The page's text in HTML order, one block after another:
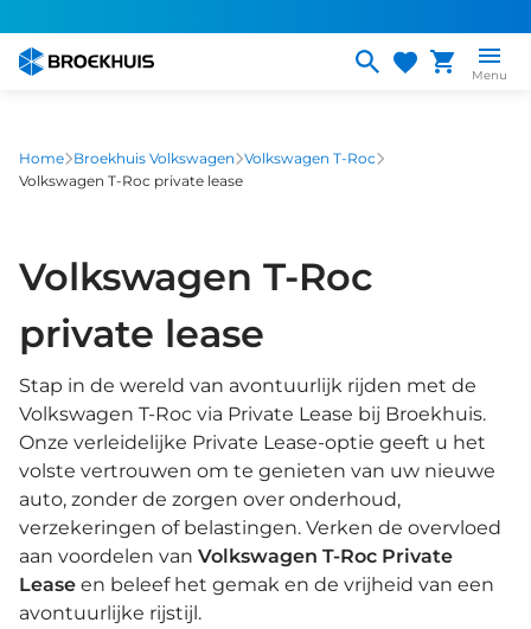
naar
gaan
Menu
Home Broekhuis Volkswagen Volkswagen T-Roc
Volkswagen T-Roc private lease
Volkswagen T-Roc
private lease
Stap in de wereld van avontuurlijk rijden met de
Volkswagen T-Roc via Private Lease bij Broekhuis.
Onze verleidelijke Private Lease-optie geeft u het
volste vertrouwen om te genieten van uw nieuwe
auto, zonder de zorgen over onderhoud,
verzekeringen of belastingen. Verken de overvloed
aan voordelen van Volkswagen T-Roc Private
Lease en beleef het gemak en de vrijheid van een
avontuurlijke rijstijl.